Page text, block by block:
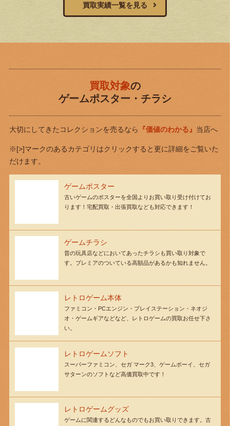
買取実績一覧を見る
買取対象の
ゲームポスター・チラシ
大切にしてきたコレクションを売るなら 『価値のわかる』 当店へ
※[>]マークのあるカテゴリはクリックすると更に詳細をご覧いた
だけます。
ゲームポスター
古いゲームのポスターを全国よりお買い取り受け付けてお
ります！宅配買取・出張買取なども対応できます！
ゲームチラシ
昔の玩具店などにおいてあったチラシも買い取り対象で
す。プレミアのついている高額品があるかも知れません。
レトロゲーム本体
ファミコン・PCエンジン・プレイステーション・ネオジ
オ・ゲームギアなどなど、レトロゲームの買取お任せ下さ
い。
レトロゲームソフト
スーパーファミコン、セガ マーク3、ゲームボーイ、セガ
サターンのソフトなど高価買取中です！
レトロゲームグッズ
ゲームに関連するどんなものでもお買い取りできます。古